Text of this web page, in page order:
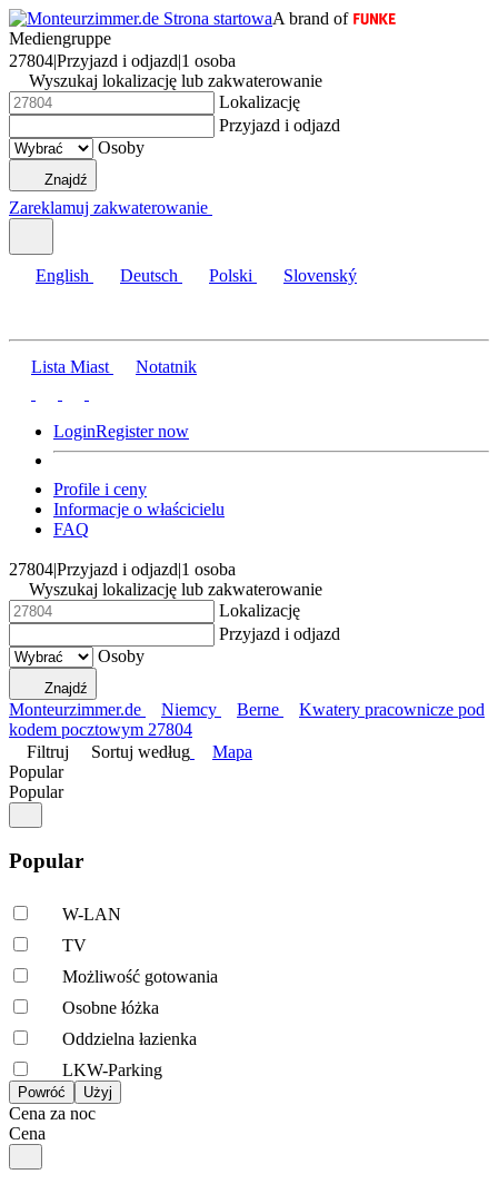
A brand of
Mediengruppe
27804|Przyjazd i odjazd|1 osoba
Wyszukaj lokalizację lub zakwaterowanie
Lokalizację
Przyjazd i odjazd
Osoby
Znajdź
Zareklamuj zakwaterowanie
English Deutsch Polski Slovenský
Lista Miast Notatnik
LoginRegister now
Profile i ceny
Informacje o właścicielu
FAQ
27804|Przyjazd i odjazd|1 osoba
Wyszukaj lokalizację lub zakwaterowanie
Lokalizację
Przyjazd i odjazd
Osoby
Znajdź
Monteurzimmer.de Niemcy Berne
Kwatery pracownicze pod
kodem pocztowym 27804
Filtruj
Sortuj według
Mapa
Popular
Popular
Popular
W-LAN
TV
Możliwość gotowania
Osobne łóżka
Oddzielna łazienka
LKW-Parking
Cena za noc
Cena